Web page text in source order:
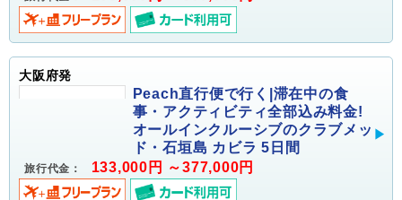
大阪府発
Peach直行便で行く|滞在中の食
事・アクティビティ全部込み料金!
オールインクルーシブのクラブメッ
ド・石垣島 カビラ 5日間
旅行代金： 133,000円 ～377,000円